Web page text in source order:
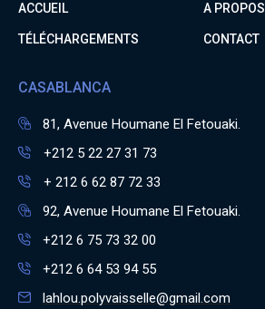
ACCUEIL A PROPOS
TÉLÉCHARGEMENTS CONTACT
CASABLANCA
81, Avenue Houmane El Fetouaki.
+212 5 22 27 31 73
+ 212 6 62 87 72 33
92, Avenue Houmane El Fetouaki.
+212 6 75 73 32 00
+212 6 64 53 94 55
lahlou.polyvaisselle@gmail.com